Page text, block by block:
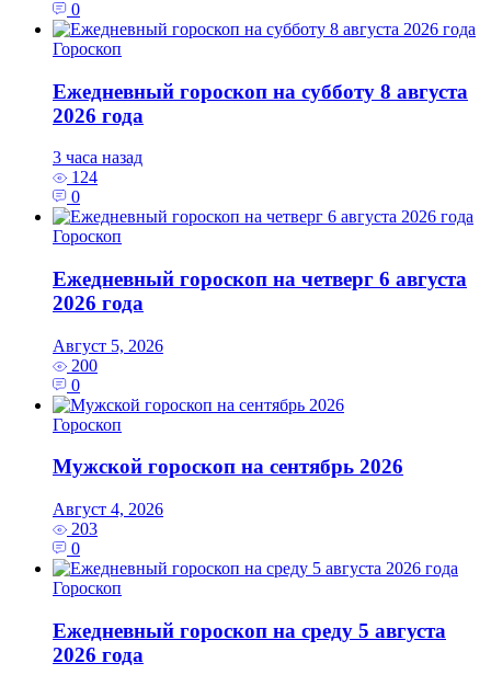
0
Гороскоп
Ежедневный гороскоп на субботу 8 августа
2026 года
3 часа назад
124
0
Гороскоп
Ежедневный гороскоп на четверг 6 августа
2026 года
Август 5, 2026
200
0
Гороскоп
Мужской гороскоп на сентябрь 2026
Август 4, 2026
203
0
Гороскоп
Ежедневный гороскоп на среду 5 августа
2026 года